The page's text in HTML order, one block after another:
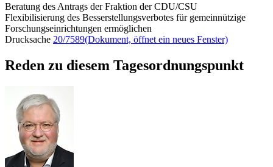
Beratung des Antrags der Fraktion der CDU/CSU
Flexibilisierung des Besserstellungsverbotes für gemeinnützige
Forschungseinrichtungen ermöglichen
Drucksache 20/7589(Dokument, öffnet ein neues Fenster)
Reden zu diesem Tagesordnungspunkt